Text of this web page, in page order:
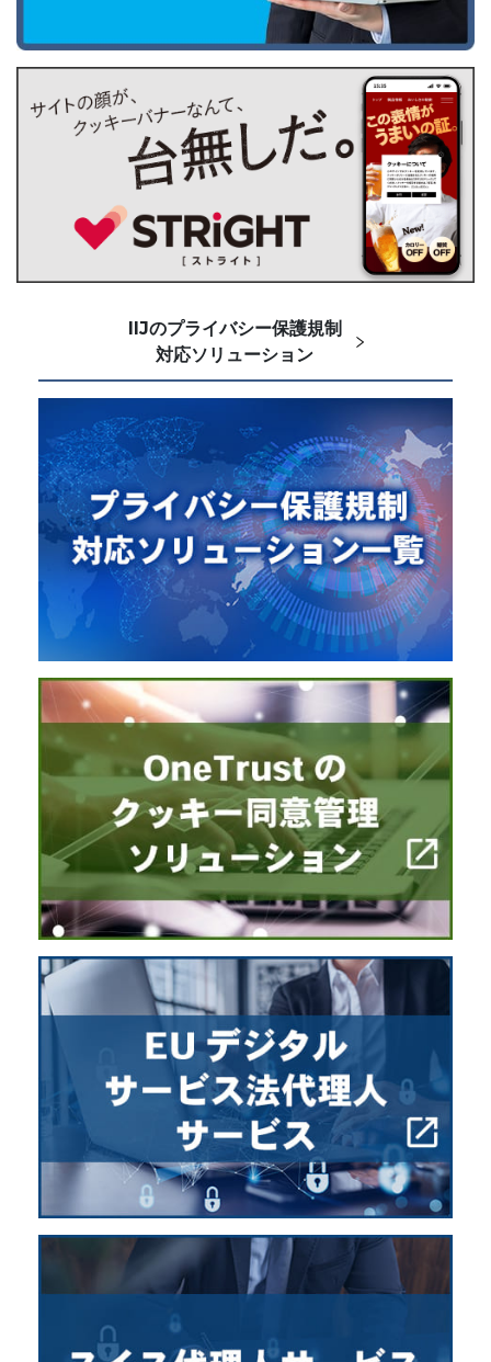
IIJのプライバシー保護規制
対応ソリューション